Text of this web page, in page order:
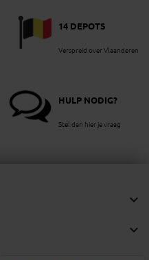
14 DEPOTS
Verspreid over Vlaanderen
HULP NODIG?
Stel dan hier je vraag

